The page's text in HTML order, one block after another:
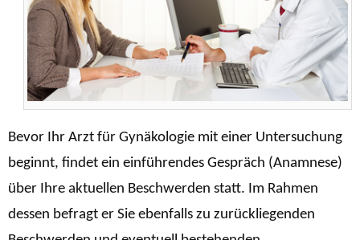
Bevor Ihr Arzt für Gynäkologie mit einer Untersuchung
beginnt, findet ein einführendes Gespräch (Anamnese)
über Ihre aktuellen Beschwerden statt. Im Rahmen
dessen befragt er Sie ebenfalls zu zurückliegenden